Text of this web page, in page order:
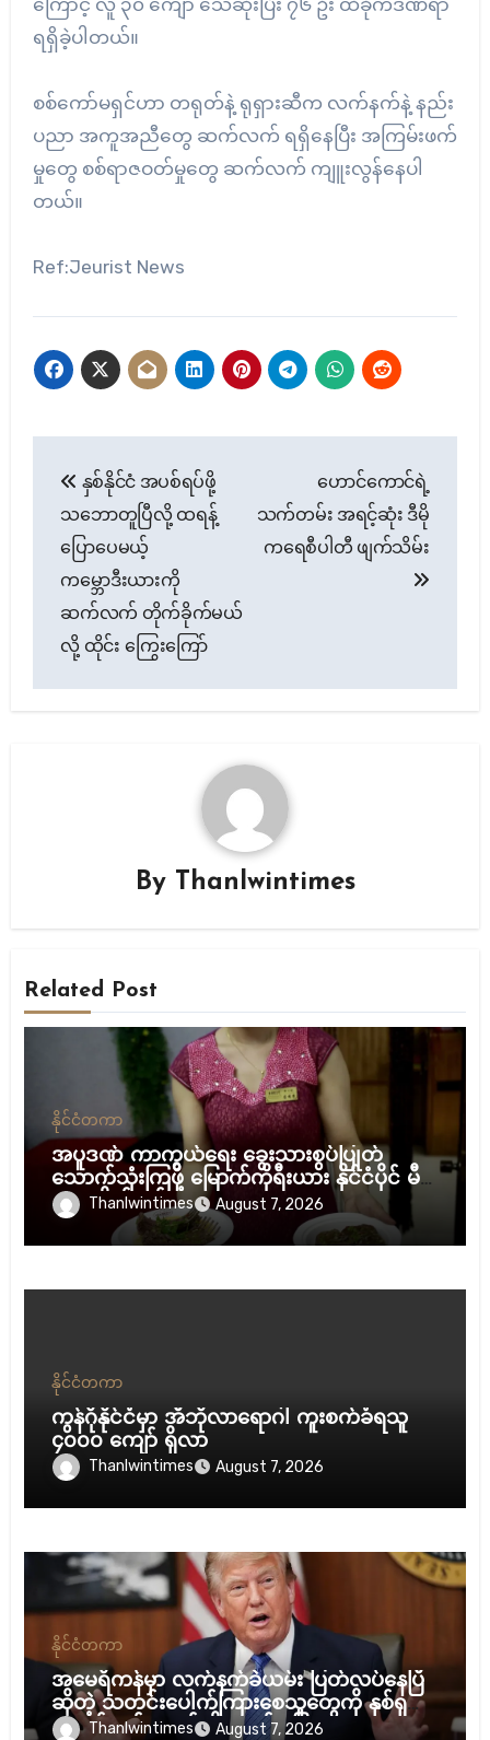
ကြောင့် လူ ၃၀ ကျော် သေဆုံးပြီး ၇၆ ဦး ထိခိုက်ဒဏ်ရာ
ရရှိခဲ့ပါတယ်။
စစ်ကော်မရှင်ဟာ တရုတ်နဲ့ ရုရှားဆီက လက်နက်နဲ့ နည်း
ပညာ အကူအညီတွေ ဆက်လက် ရရှိနေပြီး အကြမ်းဖက်
မှုတွေ စစ်ရာဇဝတ်မှုတွေ ဆက်လက် ကျူးလွန်နေပါ
တယ်။
Ref:Jeurist News
navigation
နှစ်နိုင်ငံ အပစ်ရပ်ဖို့
သဘောတူပြီလို့ ထရန့်
ပြောပေမယ့်
ကမ္ဘောဒီးယားကို
ဆက်လက် တိုက်ခိုက်မယ်
လို့ ထိုင်း ကြွေးကြော်
ဟောင်ကောင်ရဲ့
သက်တမ်း အရင့်ဆုံး ဒီမို
ကရေစီပါတီ ဖျက်သိမ်း
By Thanlwintimes
Related Post
နိုင်ငံတကာ
အပူဒဏ် ကာကွယ်ရေး ခွေးသားစွပ်ပြုတ်
သောက်သုံးကြဖို့ မြောက်ကိုရီးယား နိုင်ငံပိုင် မီဒီ
ယာ တိုက်တွန်း
Thanlwintimes August 7, 2026
နိုင်ငံတကာ
ကွန်ဂိုနိုင်ငံမှာ အီဘိုလာရောဂါ ကူးစက်ခံရသူ
၄၀၀၀ ကျော် ရှိလာ
Thanlwintimes August 7, 2026
နိုင်ငံတကာ
အမေရိကန်မှာ လက်နက်ခဲယမ်း ပြတ်လပ်နေပြီ
ဆိုတဲ့ သတင်းပေါက်ကြားစေသူတွေကို နှစ်ရှည်
ထောင်ဒဏ်ချမယ်လို့ ထရန့် ပြော
Thanlwintimes August 7, 2026